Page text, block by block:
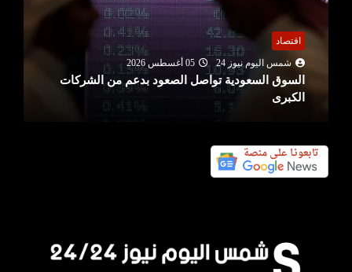
اقتصاد
شمس اليوم نيوز 24
05 أغسطس 2026
السوق السعودية تواصل الصعود بدعم من الشركات
الكبرى